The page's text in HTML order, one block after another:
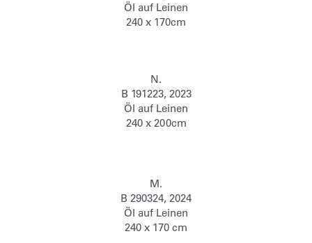
Öl auf Leinen
240 x 170cm
N.
B 191223, 2023
Öl auf Leinen
240 x 200cm
M.
B 290324, 2024
Öl auf Leinen
240 x 170 cm